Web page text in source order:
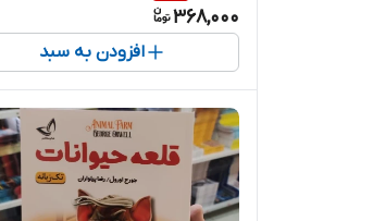
368,000
افزودن به سبد